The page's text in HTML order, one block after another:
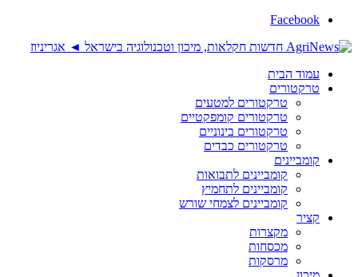
Facebook
עמוד הבית
טרקטורים
טרקטורים למטעים
טרקטורים קומפקטיים
טרקטורים בינוניים
טרקטורים כבדים
קומביינים
קומביינים לתבואות
קומביינים לתחמיץ
קומביינים לצמחי שורש
קציר
מקצרות
מכסחות
מרסקות